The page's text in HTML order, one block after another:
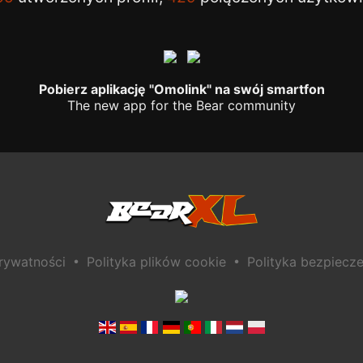
Pobierz aplikację "Omolink" na swój smartfon
The new app for the Bear community
• Polityka plików cookie • Polityka